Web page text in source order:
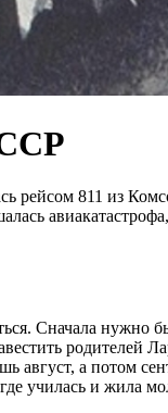
рейсом 811 из
Сначала нужно
родителей
а потом
училась и жила